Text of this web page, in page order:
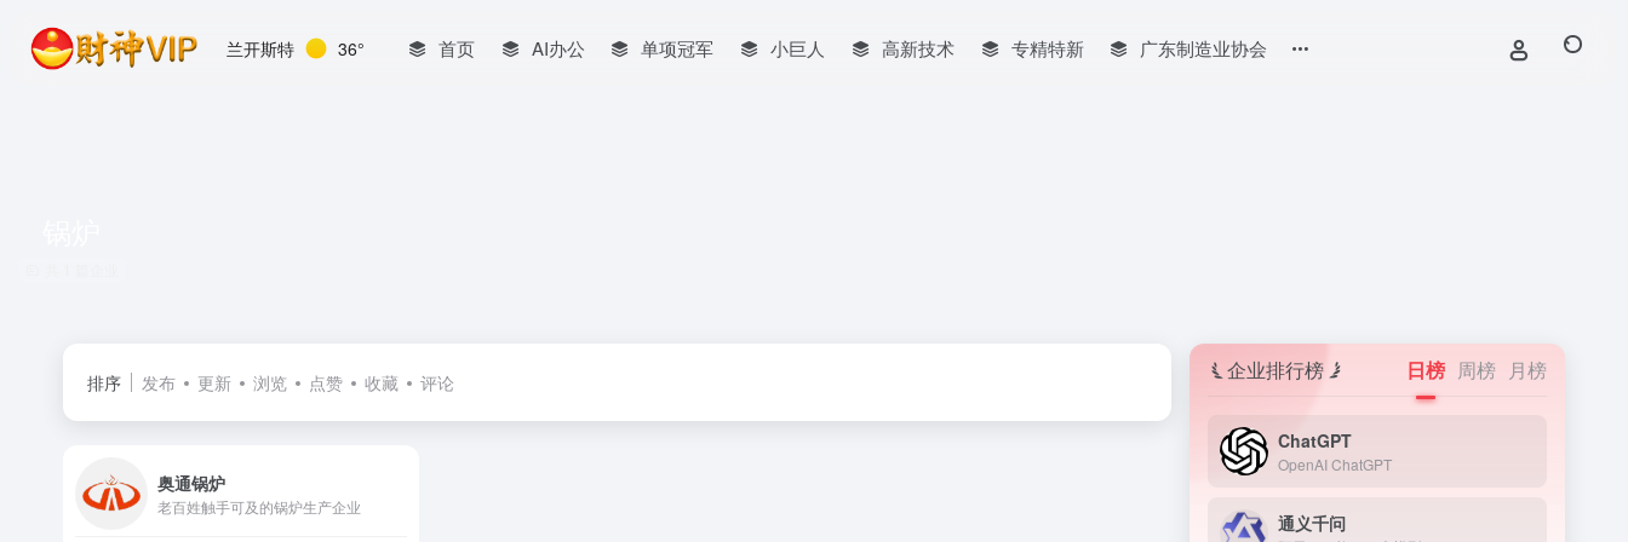
兰开斯特 36° 首页 AI办公 单项冠军 小巨人 高新技术 专精特新 广东制造业协会
排序 发布 更新 浏览 点赞 收藏 评论
奥通锅炉
老百姓触手可及的锅炉生产企业
企业排行榜 日榜 周榜 月榜
ChatGPT
OpenAI ChatGPT
通义千问